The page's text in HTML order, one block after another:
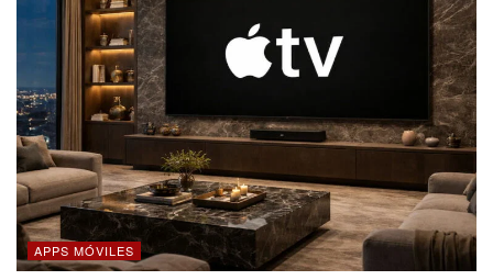
APPS MÓVILES